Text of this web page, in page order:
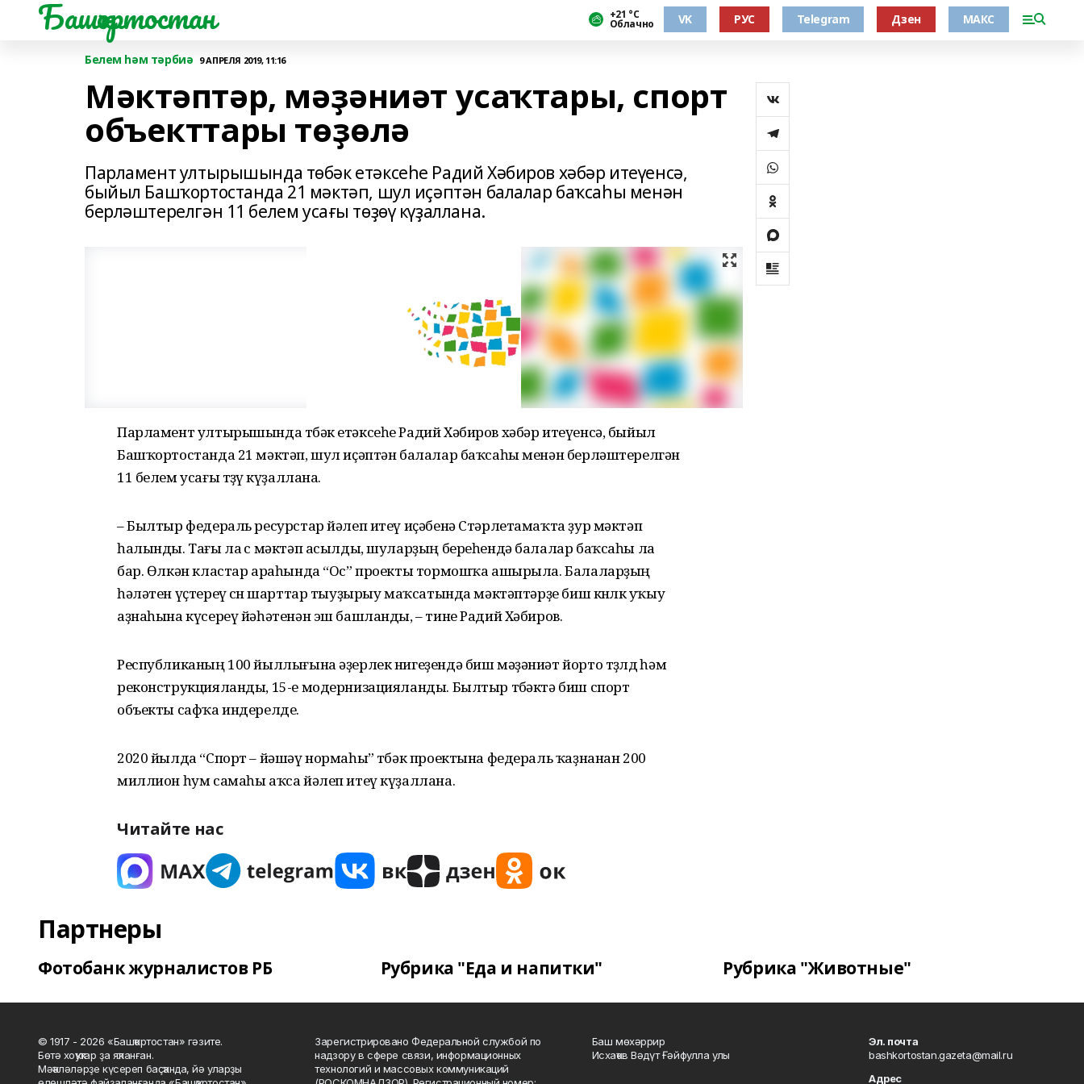
Башҡортостан +21 °С
Облачно VK РУС Telegram Дзен МАКС
Белем һәм тәрбиә 9 АПРЕЛЯ 2019, 11:16
Мәктәптәр, мәҙәниәт усаҡтары, спорт
объекттары төҙөлә
Парламент ултырышында төбәк етәксеһе Радий Хәбиров хәбәр итеүенсә,
быйыл Башҡортостанда 21 мәктәп, шул иҫәптән балалар баҡсаһы менән
берләштерелгән 11 белем усағы төҙөү күҙаллана.
Парламент ултырышында төбәк етәксеһе Радий Хәбиров хәбәр итеүенсә, быйыл
Башҡортостанда 21 мәктәп, шул иҫәптән балалар баҡсаһы менән берләштерелгән
11 белем усағы төҙөү күҙаллана.
– Былтыр федераль ресурстар йәлеп итеү иҫәбенә Стәрлетамаҡта ҙур мәктәп
һалынды. Тағы ла өс мәктәп асылды, шуларҙың береһендә балалар баҡсаһы ла
бар. Өлкән кластар араһында “Ос” проекты тормошҡа ашырыла. Балаларҙың
һәләтен үҫтереү өсөн шарттар тыуҙырыу маҡсатында мәктәптәрҙе биш көнлөк уҡыу
аҙнаһына күсереү йәһәтенән эш башланды, – тине Радий Хәбиров.
Республиканың 100 йыллығына әҙерлек нигеҙендә биш мәҙәниәт йорто төҙөлдө һәм
реконструкцияланды, 15-е модернизацияланды. Былтыр төбәктә биш спорт
объекты сафҡа индерелде.
2020 йылда “Спорт – йәшәү нормаһы” төбәк проектына федераль ҡаҙнанан 200
миллион һум самаһы аҡса йәлеп итеү күҙаллана.
Читайте нас
Партнеры
Фотобанк журналистов РБ Рубрика "Еда и напитки" Рубрика "Животные"
© 1917 - 2026 «Башҡортостан» гәзите.
Бөтә хоҡуҡтар ҙа яҡланған.
Мәҡәләләрҙе күсереп баҫҡанда, йә уларҙы
Зарегистрировано Федеральной службой по
надзору в сфере связи, информационных
технологий и массовых коммуникаций
Баш мөхәррир
Исхаҡов Вәдүт Ғәйфулла улы
Эл. почта
bashkortostan.gazeta@mail.ru
Адрес